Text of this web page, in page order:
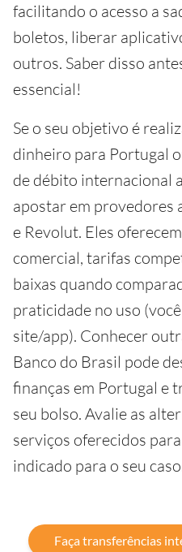
facilitando o acesso a
boletos, liberar
outros. Saber disso
essencial!
Se o seu objetivo é
dinheiro para Portugal
de débito internacional
apostar em provedores
e Revolut. Eles
comercial, tarifas
baixas quando
praticidade no uso
site/app). Conhecer
Banco do Brasil pode
finanças em Portugal e
seu bolso. Avalie as
serviços oferecidos
indicado para o seu
Faça transferências